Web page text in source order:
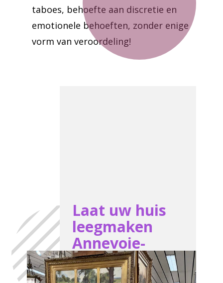
taboes, behoefte aan discretie en
emotionele behoeften, zonder enige
vorm van veroordeling!
Laat uw huis
leegmaken
Annevoie-
Rouillon, in het
volste